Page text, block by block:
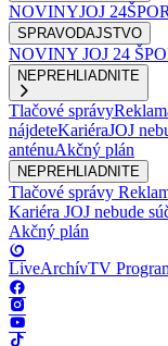
NOVINYJOJ 24
SPRAVODAJSTVO
NOVINY JOJ 24
NEPREHLIADNITE
Tlačové správy
nájdeteKariéraJOJ
anténuAkčný plán
NEPREHLIADNITE
Tlačové správy
Kariéra JOJ nebude
Akčný plán
LiveArchívTV